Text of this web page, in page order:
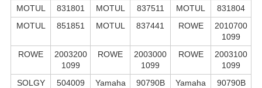
MOTUL
831801 MOTUL 837511 MOTUL
831804
MOTUL
851851 MOTUL 837441 ROWE
2010700
1099
ROWE
2003200
1099
ROWE
2003000
1099
ROWE
2003100
1099
SOLGY
504009 Yamaha
90790B
Yamaha
90790B